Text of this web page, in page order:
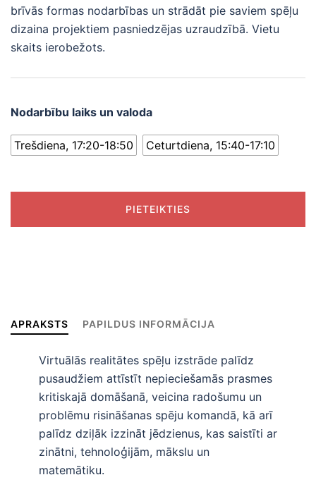
brīvās formas nodarbības un strādāt pie saviem spēļu
dizaina projektiem pasniedzējas uzraudzībā. Vietu
skaits ierobežots.
Nodarbību laiks un valoda
Trešdiena, 17:20-18:50 Ceturtdiena, 15:40-17:10
PIETEIKTIES
APRAKSTS PAPILDUS INFORMĀCIJA
Virtuālās realitātes spēļu izstrāde palīdz
pusaudžiem attīstīt nepieciešamās prasmes
kritiskajā domāšanā, veicina radošumu un
problēmu risināšanas spēju komandā, kā arī
palīdz dziļāk izzināt jēdzienus, kas saistīti ar
zinātni, tehnoloģijām, mākslu un
matemātiku.